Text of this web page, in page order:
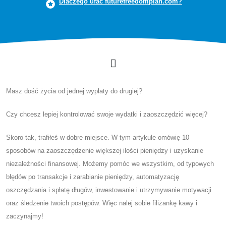
Masz dość życia od jednej wypłaty do drugiej?
Czy chcesz lepiej kontrolować swoje wydatki i zaoszczędzić więcej?
Skoro tak, trafiłeś w dobre miejsce. W tym artykule omówię 10
sposobów na zaoszczędzenie większej ilości pieniędzy i uzyskanie
niezależności finansowej. Możemy pomóc we wszystkim, od typowych
błędów po transakcje i zarabianie pieniędzy, automatyzację
oszczędzania i spłatę długów, inwestowanie i utrzymywanie motywacji
oraz śledzenie twoich postępów. Więc nalej sobie filiżankę kawy i
zaczynajmy!